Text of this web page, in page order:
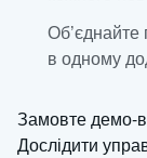
Об’єднайте
в одному
Замовте демо-
Дослідити